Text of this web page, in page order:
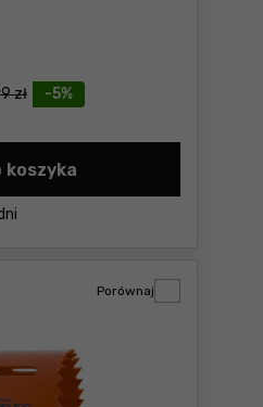
-5%
zł
koszyka
Piły otworowe 50mm
Porównaj